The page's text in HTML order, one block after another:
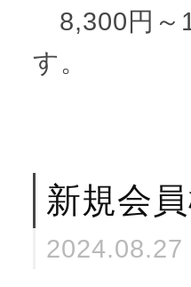
8,300円～
す。
新規会